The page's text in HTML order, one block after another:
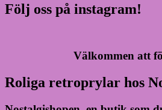
Följ oss på instagram!
Välkommen att
Roliga retroprylar hos